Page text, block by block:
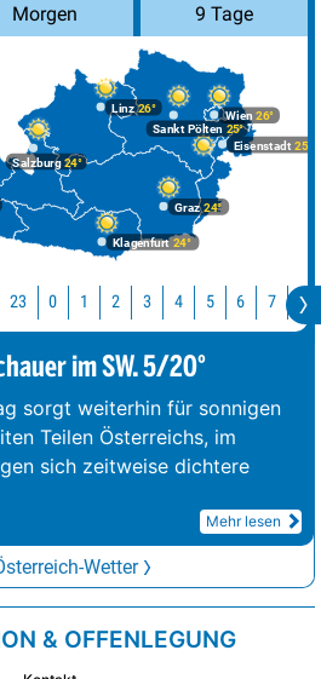
Morgen 9 Tage
Graz24°
Klagenfurt 24°
Linz26°
Salzburg24°
Wien 26°
Eisenstadt 25°
Sankt Pölten 25°
23 0 1 2 3 4 5 6 7 8
im SW. 5/20°
sorgt weiterhin für sonnigen
Teilen Österreichs, im
sich zeitweise dichtere
Mehr lesen
Wetter
& OFFENLEGUNG